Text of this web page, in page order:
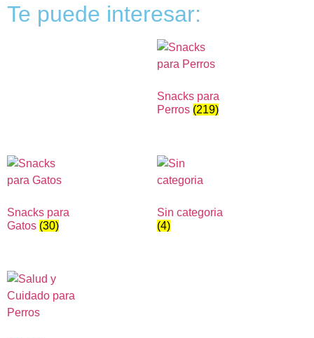
Te puede interesar:
Snacks para
Perros (219)
Snacks para
Gatos (30)
Sin categoria
(4)